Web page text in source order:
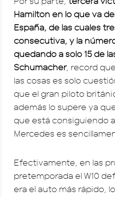
Hamilton en lo que va
España, de las cuales
consecutiva, y la
quedando a solo 15 de
Schumacher, record
las cosas es solo
que el gran piloto
además lo supere ya
que está consiguiendo
Mercedes es
Efectivamente, en las
pretemporada el W10
era el auto más rápido,